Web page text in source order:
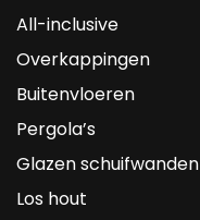
All-inclusive
Overkappingen
Buitenvloeren
Pergola’s
Glazen schuifwanden
Los hout